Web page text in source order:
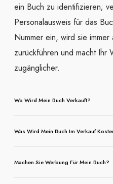
ein Buch zu identifizieren;
Personalausweis für das
Nummer ein, wird sie immer
zurückführen und macht Ihr
zugänglicher.
Wo Wird Mein Buch Verkauft?
Was Wird Mein Buch Im Verkauf
Machen Sie Werbung Für Mein Buch?